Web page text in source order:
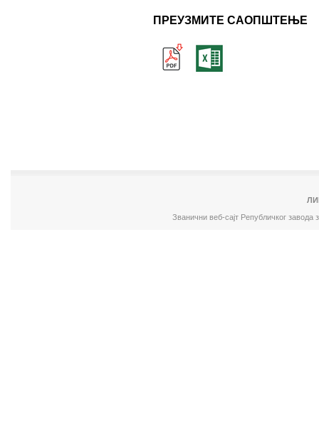
ПРЕУЗМИТЕ САОПШТЕЊЕ
Званични веб-сајт Републичког